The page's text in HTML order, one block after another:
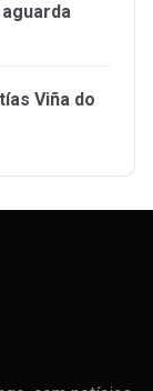
Viña do